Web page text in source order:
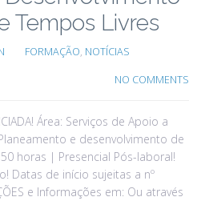
Tempos Livres
FORMAÇÃO, NOTÍCIAS
NO COMMENTS
Área: Serviços de Apoio a
e desenvolvimento de
horas | Presencial Pós-laboral!
Datas de início sujeitas a nº
e Informações em: Ou através